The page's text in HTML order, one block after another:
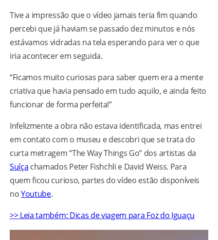
Tive a impressão que o vídeo jamais teria fim quando
percebi que já haviam se passado dez minutos e nós
estávamos vidradas na tela esperando para ver o que
iria acontecer em seguida.
“Ficamos muito curiosas para saber quem era a mente
criativa que havia pensado em tudo aquilo, e ainda feito
funcionar de forma perfeita!”
Infelizmente a obra não estava identificada, mas entrei
em contato com o museu e descobri que se trata do
curta metragem “The Way Things Go” dos artistas da
Suíça chamados Peter Fishchli e David Weiss. Para
quem ficou curioso, partes do vídeo estão disponíveis
noYoutube.
>> Leia também: Dicas de viagem para Foz do Iguaçu